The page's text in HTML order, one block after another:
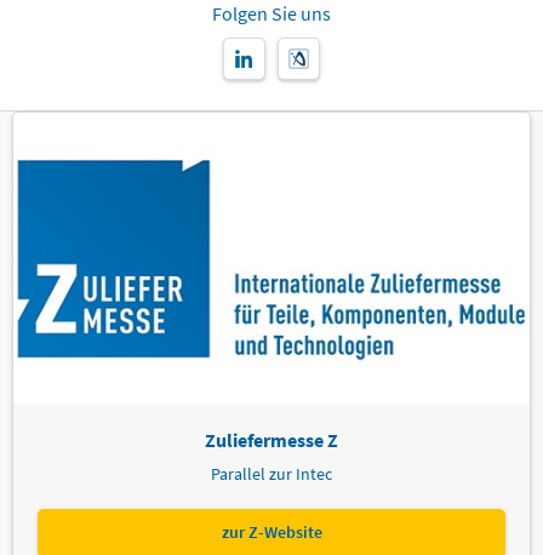
Folgen Sie uns
Zuliefermesse Z
Parallel zur Intec
zur Z-Website